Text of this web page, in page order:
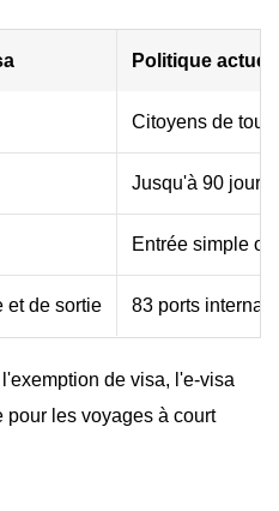
Politique
Citoyens de
Jusqu'à 90 jours
Entrée simple
et de sortie 83 ports
de visa, l'e-visa
pour les voyages à court